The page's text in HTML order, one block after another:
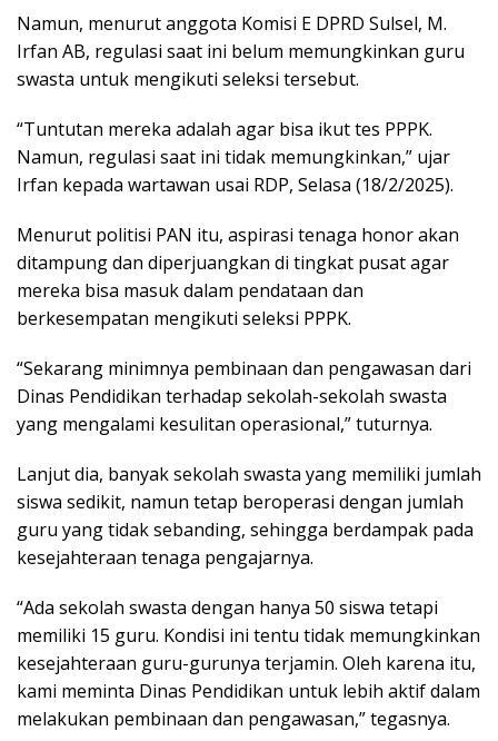
Namun, menurut anggota Komisi E DPRD Sulsel, M.
Irfan AB, regulasi saat ini belum memungkinkan guru
swasta untuk mengikuti seleksi tersebut.
“Tuntutan mereka adalah agar bisa ikut tes PPPK.
Namun, regulasi saat ini tidak memungkinkan,” ujar
Irfan kepada wartawan usai RDP, Selasa (18/2/2025).
Menurut politisi PAN itu, aspirasi tenaga honor akan
ditampung dan diperjuangkan di tingkat pusat agar
mereka bisa masuk dalam pendataan dan
berkesempatan mengikuti seleksi PPPK.
“Sekarang minimnya pembinaan dan pengawasan dari
Dinas Pendidikan terhadap sekolah-sekolah swasta
yang mengalami kesulitan operasional,” tuturnya.
Lanjut dia, banyak sekolah swasta yang memiliki jumlah
siswa sedikit, namun tetap beroperasi dengan jumlah
guru yang tidak sebanding, sehingga berdampak pada
kesejahteraan tenaga pengajarnya.
“Ada sekolah swasta dengan hanya 50 siswa tetapi
memiliki 15 guru. Kondisi ini tentu tidak memungkinkan
kesejahteraan guru-gurunya terjamin. Oleh karena itu,
kami meminta Dinas Pendidikan untuk lebih aktif dalam
melakukan pembinaan dan pengawasan,” tegasnya.